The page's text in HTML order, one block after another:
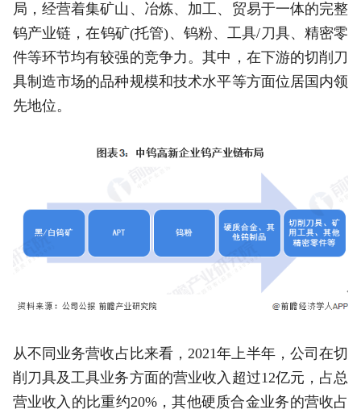
局，经营着集矿山、冶炼、加工、贸易于一体的完整
钨产业链，在钨矿(托管)、钨粉、工具/刀具、精密零
件等环节均有较强的竞争力。其中，在下游的切削刀
具制造市场的品种规模和技术水平等方面位居国内领
先地位。
从不同业务营收占比来看，2021年上半年，公司在切
削刀具及工具业务方面的营业收入超过12亿元，占总
营业收入的比重约20%，其他硬质合金业务的营收占